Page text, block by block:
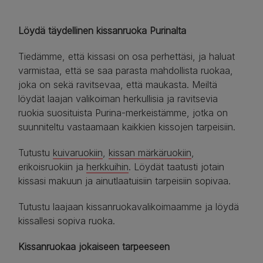
Löydä täydellinen kissanruoka Purinalta
Tiedämme, että kissasi on osa perhettäsi, ja haluat
varmistaa, että se saa parasta mahdollista ruokaa,
joka on sekä ravitsevaa, että maukasta. Meiltä
löydät laajan valikoiman herkullisia ja ravitsevia
ruokia suosituista Purina-merkeistämme, jotka on
suunniteltu vastaamaan kaikkien kissojen tarpeisiin.
Tutustu kuivaruokiin, kissan märkäruokiin,
erikoisruokiin ja herkkuihin. Löydät taatusti jotain
kissasi makuun ja ainutlaatuisiin tarpeisiin sopivaa.
Tutustu laajaan kissanruokavalikoimaamme ja löydä
kissallesi sopiva ruoka.
Kissanruokaa jokaiseen tarpeeseen